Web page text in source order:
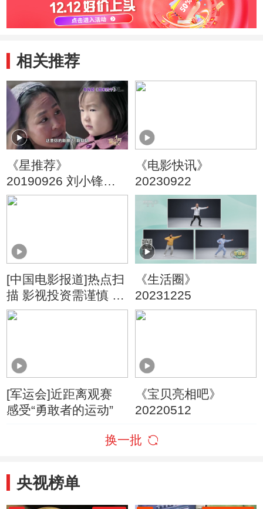
相关推荐
《星推荐》
20190926 刘小锋推
荐《国家孩子》
《电影快讯》
20230922
[中国电影报道]热点扫
描 影视投资需谨慎 北
京市海淀区人民法院
《生活圈》
20231225
[军运会]近距离观赛
感受“勇敢者的运动”
《宝贝亮相吧》
20220512
换一批
央视榜单